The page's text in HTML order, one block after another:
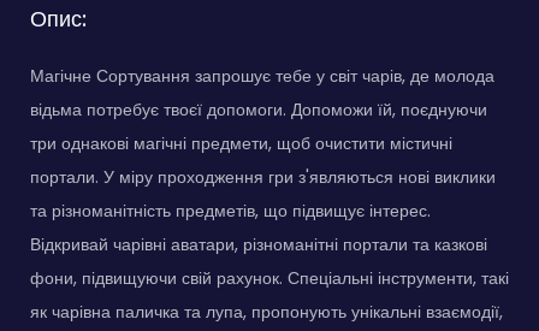
Опис:
Магічне Сортування запрошує тебе у світ чарів, де молода
відьма потребує твоєї допомоги. Допоможи їй, поєднуючи
три однакові магічні предмети, щоб очистити містичні
портали. У міру проходження гри з'являються нові виклики
та різноманітність предметів, що підвищує інтерес.
Відкривай чарівні аватари, різноманітні портали та казкові
фони, підвищуючи свій рахунок. Спеціальні інструменти, такі
як чарівна паличка та лупа, пропонують унікальні взаємодії,